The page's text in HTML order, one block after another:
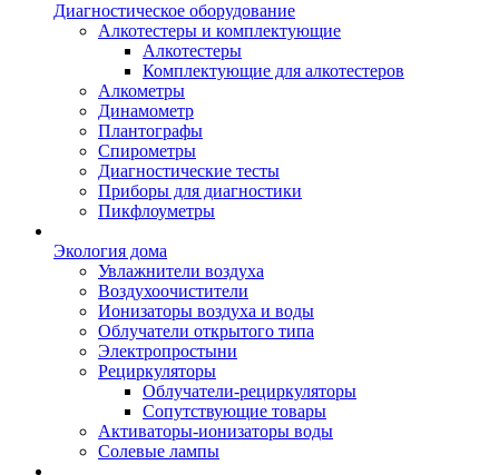
Диагностическое оборудование
Алкотестеры и комплектующие
Алкотестеры
Комплектующие для алкотестеров
Алкометры
Динамометр
Плантографы
Спирометры
Диагностические тесты
Приборы для диагностики
Пикфлоуметры
Экология дома
Увлажнители воздуха
Воздухоочистители
Ионизаторы воздуха и воды
Облучатели открытого типа
Электропростыни
Рециркуляторы
Облучатели-рециркуляторы
Сопутствующие товары
Активаторы-ионизаторы воды
Солевые лампы